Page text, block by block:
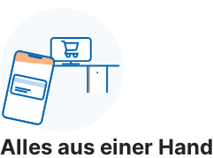
Alles aus einer Hand